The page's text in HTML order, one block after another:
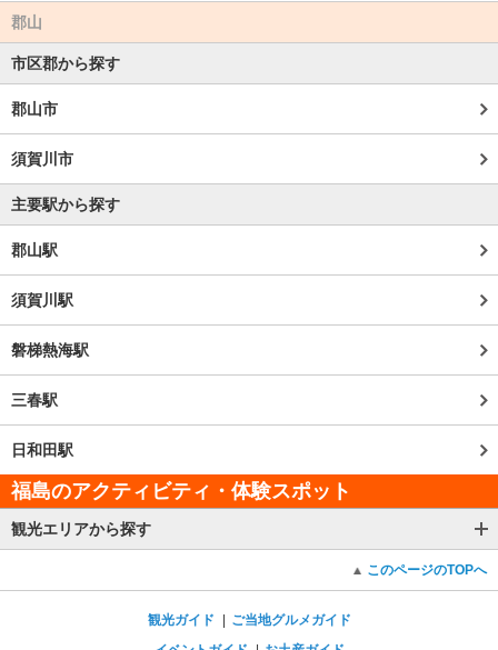
郡山
市区郡から探す
郡山市
須賀川市
主要駅から探す
郡山駅
須賀川駅
磐梯熱海駅
三春駅
日和田駅
福島のアクティビティ・体験スポット
観光エリアから探す
このページのTOPへ
観光ガイド
ご当地グルメガイド